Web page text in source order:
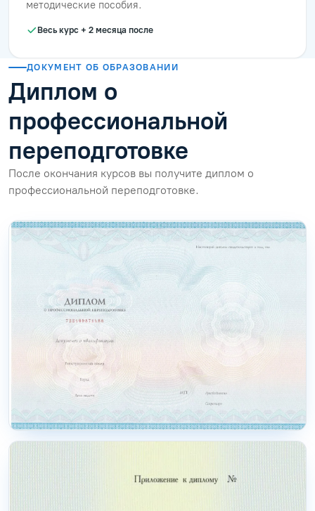
методические пособия.
Весь курс + 2 месяца после
ДОКУМЕНТ ОБ ОБРАЗОВАНИИ
Диплом о
профессиональной
переподготовке
После окончания курсов вы получите диплом о
профессиональной переподготовке.